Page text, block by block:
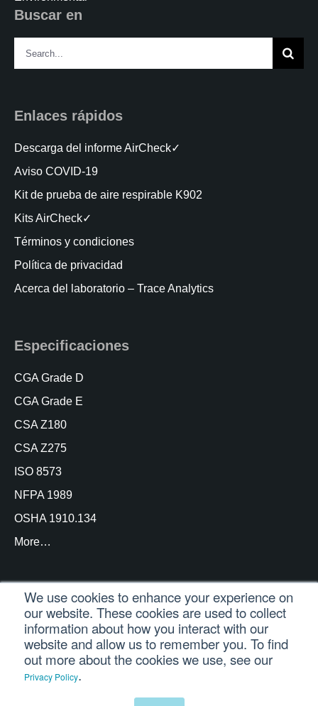
We use cookies to enhance your experience on
our website. These cookies are used to collect
information about how you interact with our
website and allow us to remember you. To find
out more about the cookies we use, see our
Privacy Policy.
Buscar en
Search
for:
Enlaces rápidos
Descarga del informe AirCheck✓
Aviso COVID-19
Kit de prueba de aire respirable K902
Kits AirCheck✓
Términos y condiciones
Política de privacidad
Acerca del laboratorio – Trace Analytics
Especificaciones
CGA Grade D
CGA Grade E
CSA Z180
CSA Z275
ISO 8573
NFPA 1989
OSHA 1910.134
More…
© Copyright Trace Analytics, LLC 2021 |Inicio de
sesión del cliente| Reservados todos los derechos
Português
Portugués, Brasil